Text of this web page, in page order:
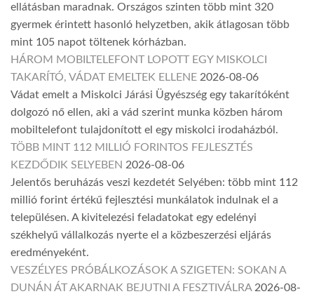
ellátásban maradnak. Országos szinten több mint 320
gyermek érintett hasonló helyzetben, akik átlagosan több
mint 105 napot töltenek kórházban.
HÁROM MOBILTELEFONT LOPOTT EGY MISKOLCI
TAKARÍTÓ, VÁDAT EMELTEK ELLENE 2026-08-06
Vádat emelt a Miskolci Járási Ügyészség egy takarítóként
dolgozó nő ellen, aki a vád szerint munka közben három
mobiltelefont tulajdonított el egy miskolci irodaházból.
TÖBB MINT 112 MILLIÓ FORINTOS FEJLESZTÉS
KEZDŐDIK SELYEBEN 2026-08-06
Jelentős beruházás veszi kezdetét Selyében: több mint 112
millió forint értékű fejlesztési munkálatok indulnak el a
településen. A kivitelezési feladatokat egy edelényi
székhelyű vállalkozás nyerte el a közbeszerzési eljárás
eredményeként.
VESZÉLYES PRÓBÁLKOZÁSOK A SZIGETEN: SOKAN A
DUNÁN ÁT AKARNAK BEJUTNI A FESZTIVÁLRA 2026-08-